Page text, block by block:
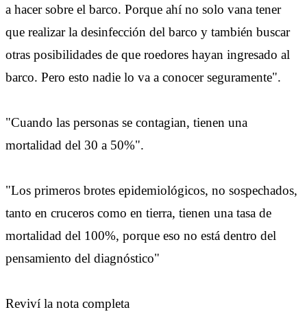
a hacer sobre el barco. Porque ahí no solo vana tener
que realizar la desinfección del barco y también buscar
otras posibilidades de que roedores hayan ingresado al
barco. Pero esto nadie lo va a conocer seguramente".
"Cuando las personas se contagian, tienen una
mortalidad del 30 a 50%".
"Los primeros brotes epidemiológicos, no sospechados,
tanto en cruceros como en tierra, tienen una tasa de
mortalidad del 100%, porque eso no está dentro del
pensamiento del diagnóstico"
Reviví la nota completa